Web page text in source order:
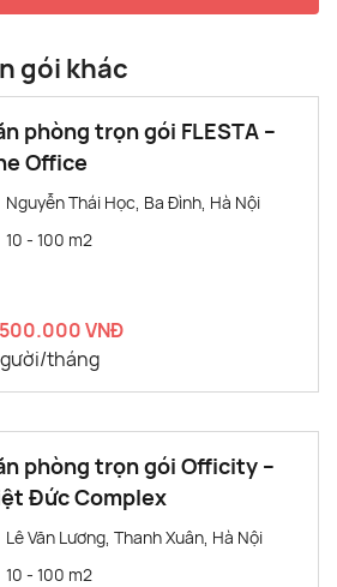
gói khác
phòng trọn gói FLESTA –
Office
Nguyễn Thái Học, Ba Đình, Hà Nội
10 - 100 m2
VNĐ
tháng
phòng trọn gói Officity –
Đức Complex
Lê Văn Lương, Thanh Xuân, Hà Nội
10 - 100 m2